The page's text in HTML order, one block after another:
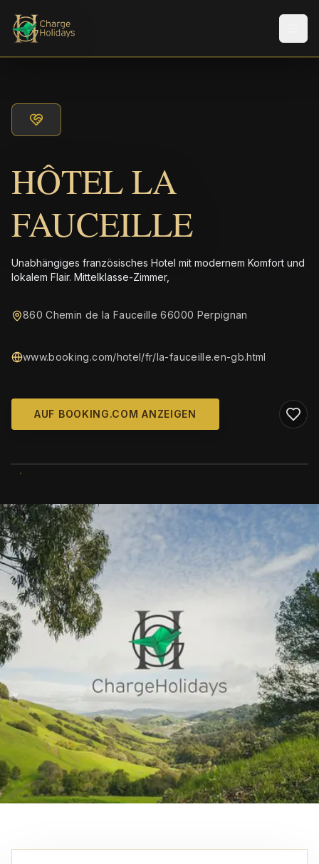
HÔTEL LA
FAUCEILLE
Unabhängiges französisches Hotel mit modernem Komfort und
lokalem Flair. Mittelklasse-Zimmer,
860 Chemin de la Fauceille 66000 Perpignan
www.booking.com/hotel/fr/la-fauceille.en-gb.html
AUF BOOKING.COM ANZEIGEN